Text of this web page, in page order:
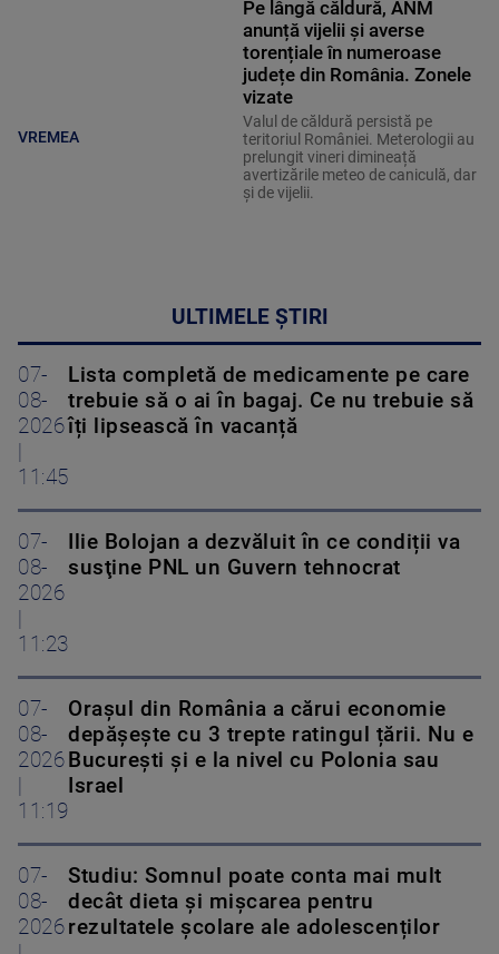
VREMEA
Pe lângă căldură, ANM
anunță vijelii și averse
torențiale în numeroase
județe din România. Zonele
vizate
Valul de căldură persistă pe
teritoriul României. Meterologii au
prelungit vineri dimineață
avertizările meteo de caniculă, dar
și de vijelii.
ULTIMELE ȘTIRI
07-
08-
2026
11:45
Lista completă de medicamente pe care
trebuie să o ai în bagaj. Ce nu trebuie să
îți lipsească în vacanță
07-
08-
2026
11:23
Ilie Bolojan a dezvăluit în ce condiții va
susţine PNL un Guvern tehnocrat
07-
08-
2026
11:19
Orașul din România a cărui economie
depășește cu 3 trepte ratingul țării. Nu e
București și e la nivel cu Polonia sau
Israel
07-
08-
2026
Studiu: Somnul poate conta mai mult
decât dieta și mișcarea pentru
rezultatele școlare ale adolescenților